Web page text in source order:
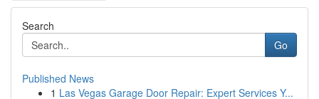
Search
Go
Published News
1 Las Vegas Garage Door Repair: Expert Services Y...